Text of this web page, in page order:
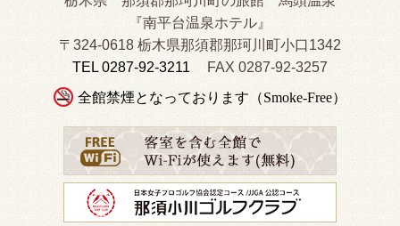
『南平台温泉ホテル』
〒324-0618 栃木県那須郡那珂川町小口1342
TEL 0287-92-3211
FAX 0287-92-3257
全館禁煙となっております（Smoke-Free）